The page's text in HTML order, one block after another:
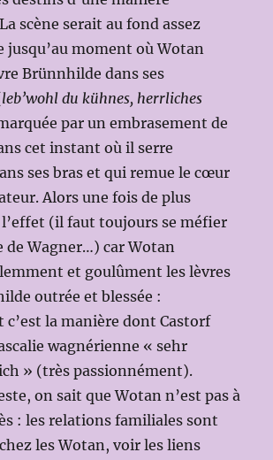
scène serait au fond assez
moment où Wotan
Brünnhilde dans ses
leb’wohl du kühnes, herrliches
par un embrasement de
cet instant où il serre
ses bras et qui remue le cœur
Alors une fois de plus
l’effet (il faut toujours se méfier
de Wagner…) car Wotan
et goulûment les lèvres
outrée et blessée :
la manière dont Castorf
wagnérienne « sehr
» (très passionnément).
on sait que Wotan n’est pas à
: les relations familiales sont
les Wotan, voir les liens